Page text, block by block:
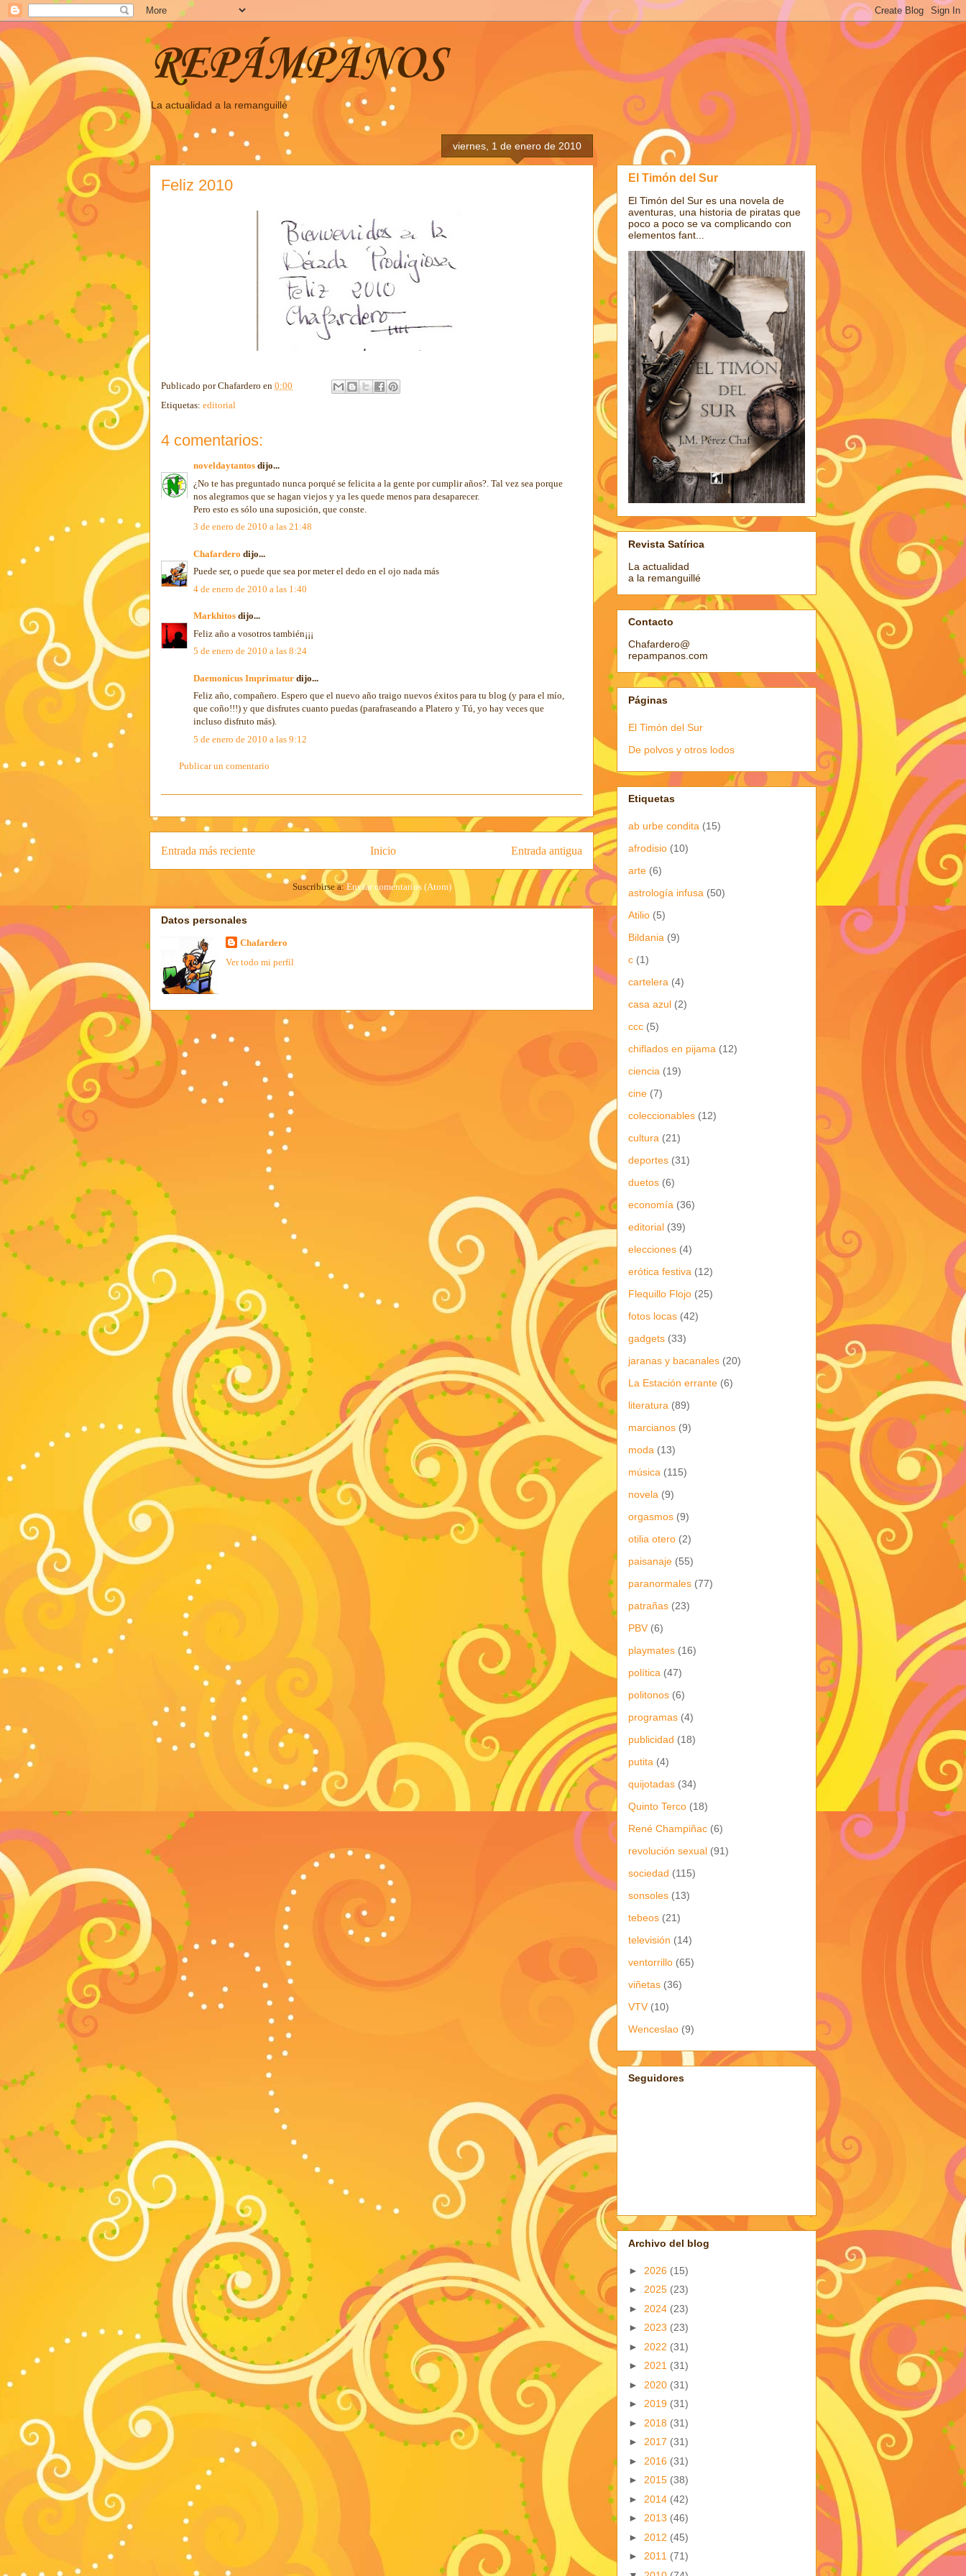
REPÁMPANOS
La actualidad a la remanguillé
viernes, 1 de enero de 2010
Feliz 2010
Publicado porChafardero en 0:00
Etiquetas: editorial
4 comentarios:
noveldaytantos dijo...
¿No te has preguntado nunca porqué se felicita a la gente por cumplir años?. Tal vez sea porque
nos alegramos que se hagan viejos y ya les quede menos para desaparecer.
Pero esto es sólo una suposición, que conste.
3 de enero de 2010 a las 21:48
Chafardero dijo...
Puede ser, o puede que sea por meter el dedo en el ojo nada más
4 de enero de 2010 a las 1:40
Markhitos dijo...
Feliz año a vosotros también¡¡¡
5 de enero de 2010 a las 8:24
Daemonicus Imprimatur dijo...
Feliz año, compañero. Espero que el nuevo año traigo nuevos éxitos para tu blog (y para el mío,
que coño!!!) y que disfrutes cuanto puedas (parafraseando a Platero y Tú, yo hay veces que
incluso disfruto más).
5 de enero de 2010 a las 9:12
Publicar un comentario
Entrada más reciente Entrada antigua
Inicio
Suscribirse a: Enviar comentarios (Atom)
Datos personales
Chafardero
Ver todo mi perfil
El Timón del Sur
El Timón del Sur es una novela de
aventuras, una historia de piratas que
poco a poco se va complicando con
elementos fant...
Revista Satírica
La actualidad
a la remanguillé
Contacto
Chafardero@
repampanos.com
Páginas
El Timón del Sur
De polvos y otros lodos
Etiquetas
ab urbe condita (15)
afrodisio (10)
arte (6)
astrología infusa (50)
Atilio (5)
Bildania (9)
c (1)
cartelera (4)
casa azul (2)
ccc (5)
chiflados en pijama (12)
ciencia (19)
cine (7)
coleccionables (12)
cultura (21)
deportes (31)
duetos (6)
economía (36)
editorial (39)
elecciones (4)
erótica festiva (12)
Flequillo Flojo (25)
fotos locas (42)
gadgets (33)
jaranas y bacanales (20)
La Estación errante (6)
literatura (89)
marcianos (9)
moda (13)
música (115)
novela (9)
orgasmos (9)
otilia otero (2)
paisanaje (55)
paranormales (77)
patrañas (23)
PBV (6)
playmates (16)
política (47)
politonos (6)
programas (4)
publicidad (18)
putita (4)
quijotadas (34)
Quinto Terco (18)
René Champiñac (6)
revolución sexual (91)
sociedad (115)
sonsoles (13)
tebeos (21)
televisión (14)
ventorrillo (65)
viñetas (36)
VTV (10)
Wenceslao (9)
Seguidores
Archivo del blog
► 2026 (15)
► 2025 (23)
► 2024 (23)
► 2023 (23)
► 2022 (31)
► 2021 (31)
► 2020 (31)
► 2019 (31)
► 2018 (31)
► 2017 (31)
► 2016 (31)
► 2015 (38)
► 2014 (42)
► 2013 (46)
► 2012 (45)
► 2011 (71)